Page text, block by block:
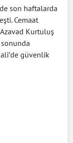
son haftalarda
Cemaat
Kurtuluş
sonunda
güvenlik